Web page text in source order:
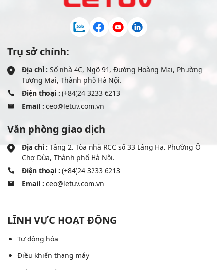
Trụ sở chính:
Địa chỉ : Số nhà 4C, Ngõ 91, Đường Hoàng Mai, Phường
Tương Mai, Thành phố Hà Nội.
Điện thoại : (+84)24 3233 6213
Email : ceo@letuv.com.vn
Văn phòng giao dịch
Địa chỉ : Tầng 2, Tòa nhà RCC số 33 Láng Hạ, Phường Ô
Chợ Dừa, Thành phố Hà Nội.
Điện thoại : (+84)24 3233 6213
Email : ceo@letuv.com.vn
LĨNH VỰC HOẠT ĐỘNG
Tự động hóa
Điều khiển thang máy